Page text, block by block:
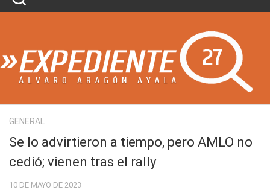
Skip
GENERAL
Se lo advirtieron a tiempo, pero AMLO no
cedió; vienen tras el rally
10 DE MAYO DE 2023